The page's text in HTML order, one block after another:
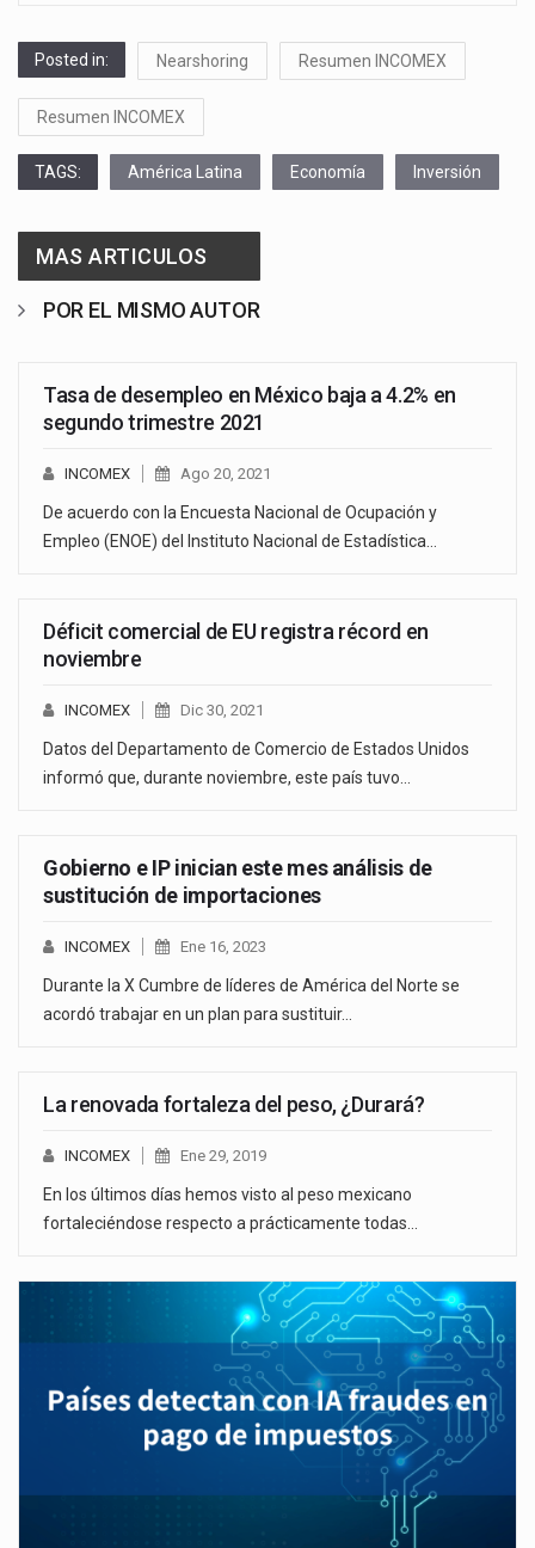
Posted in: Nearshoring Resumen INCOMEX
Resumen INCOMEX
TAGS: América Latina Economía Inversión
MAS ARTICULOS
POR EL MISMO AUTOR
Tasa de desempleo en México baja a 4.2% en
segundo trimestre 2021
INCOMEX Ago 20, 2021
De acuerdo con la Encuesta Nacional de Ocupación y
Empleo (ENOE) del Instituto Nacional de Estadística…
Déficit comercial de EU registra récord en
noviembre
INCOMEX Dic 30, 2021
Datos del Departamento de Comercio de Estados Unidos
informó que, durante noviembre, este país tuvo…
Gobierno e IP inician este mes análisis de
sustitución de importaciones
INCOMEX Ene 16, 2023
Durante la X Cumbre de líderes de América del Norte se
acordó trabajar en un plan para sustituir…
La renovada fortaleza del peso, ¿Durará?
INCOMEX Ene 29, 2019
En los últimos días hemos visto al peso mexicano
fortaleciéndose respecto a prácticamente todas…